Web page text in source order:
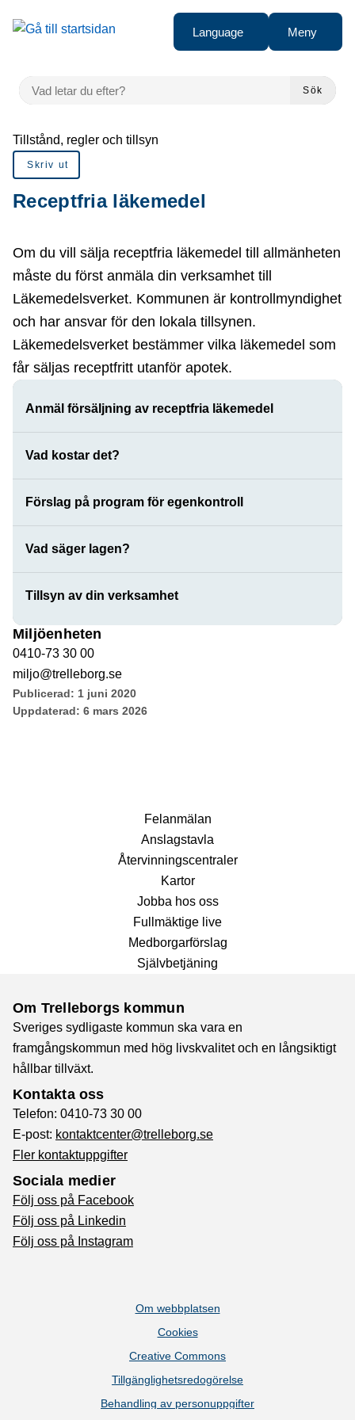
Gå till innehåll
till sidomeny
Language Meny
VAD LETAR DU EFTER?
Sök
Du är här:
Tillstånd, regler och tillsyn
Skriv ut
Receptfria läkemedel
Om du vill sälja receptfria läkemedel till allmänheten
måste du först anmäla din verksamhet till
Läkemedelsverket. Kommunen är kontrollmyndighet
och har ansvar för den lokala tillsynen.
Läkemedelsverket bestämmer vilka läkemedel som
får säljas receptfritt utanför apotek.
Anmäl försäljning av receptfria läkemedel
Vad kostar det?
Förslag på program för egenkontroll
Vad säger lagen?
Tillsyn av din verksamhet
Miljöenheten
0410-73 30 00
miljo@trelleborg.se
Publicerad: 1 juni 2020
Uppdaterad: 6 mars 2026
Fel­anmälan
Anslags­tavla
Återvinnings­centraler
Kartor
Jobba hos oss
Fullmäktige live
Medborgarförslag
Självbetjäning
Om Trelleborgs kommun
Sveriges sydligaste kommun ska vara en
framgångskommun med hög livskvalitet och en långsiktigt
hållbar tillväxt.
Kontakta oss
Telefon: 0410-73 30 00
E-post: kontaktcenter@trelleborg.se
Fler kontaktuppgifter
Sociala medier
Följ oss på Facebook
Följ oss på Linkedin
Följ oss på Instagram
Om webbplatsen
Cookies
Creative Commons
Tillgänglighetsredogörelse
Behandling av personuppgifter